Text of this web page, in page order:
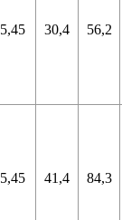
5,45 30,4 56,2
5,45 41,4 84,3